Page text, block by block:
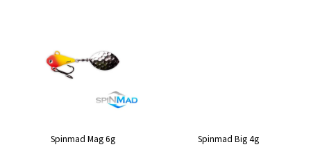
Spinmad Mag 6g Spinmad Big 4g